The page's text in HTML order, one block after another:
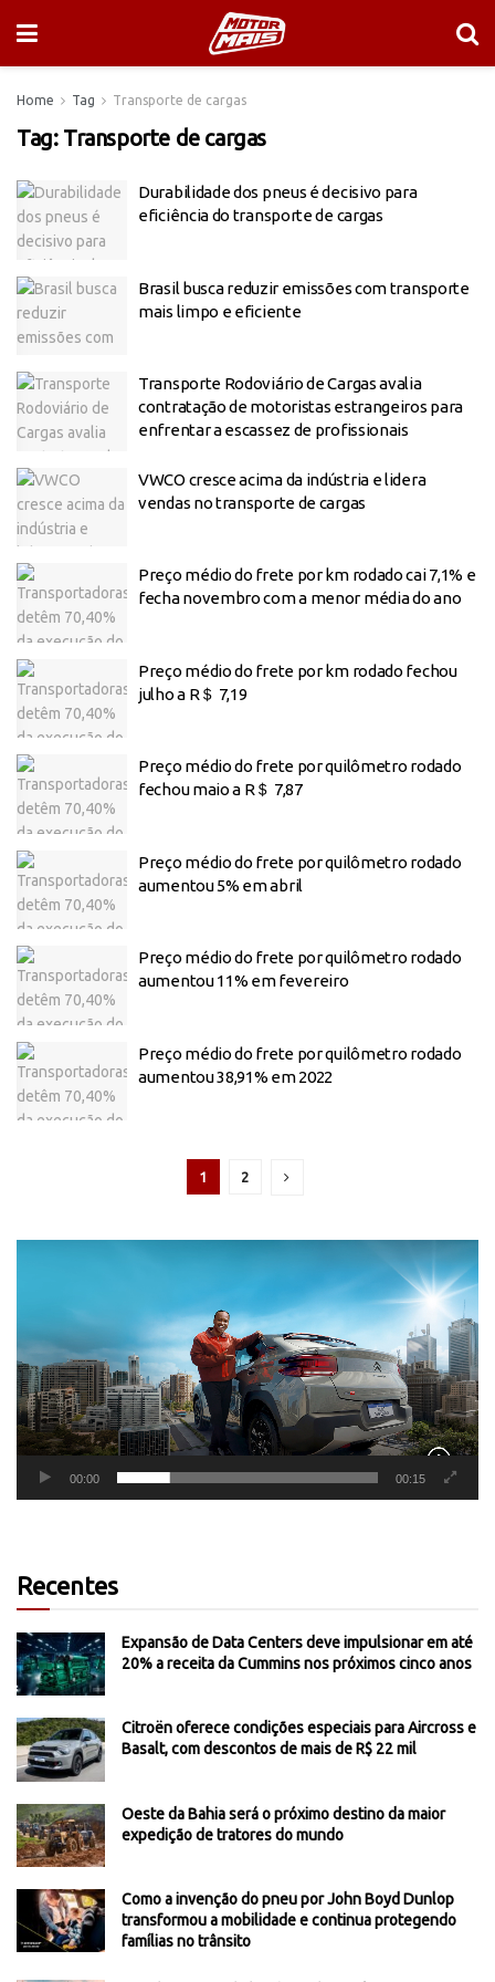
Home Tag Transporte de cargas
Tag: Transporte de cargas
Durabilidade dos pneus é decisivo para
eficiência do transporte de cargas
Brasil busca reduzir emissões com transporte
mais limpo e eficiente
Transporte Rodoviário de Cargas avalia
contratação de motoristas estrangeiros para
enfrentar a escassez de profissionais
VWCO cresce acima da indústria e lidera
vendas no transporte de cargas
Preço médio do frete por km rodado cai 7,1% e
fecha novembro com a menor média do ano
Preço médio do frete por km rodado fechou
julho a R＄ 7,19
Preço médio do frete por quilômetro rodado
fechou maio a R＄ 7,87
Preço médio do frete por quilômetro rodado
aumentou 5% em abril
Preço médio do frete por quilômetro rodado
aumentou 11% em fevereiro
Preço médio do frete por quilômetro rodado
aumentou 38,91% em 2022
1 2
00:00 00:15
Recentes
Expansão de Data Centers deve impulsionar em até
20% a receita da Cummins nos próximos cinco anos
Citroën oferece condições especiais para Aircross e
Basalt, com descontos de mais de R$ 22 mil
Oeste da Bahia será o próximo destino da maior
expedição de tratores do mundo
Como a invenção do pneu por John Boyd Dunlop
transformou a mobilidade e continua protegendo
famílias no trânsito